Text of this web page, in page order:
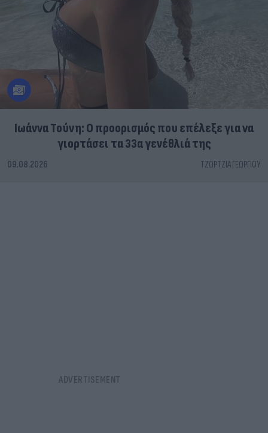
Ιωάννα Τούνη: Ο προορισμός που επέλεξε για να
γιορτάσει τα 33α γενέθλιά της
09.08.2026 ΤΖΏΡΤΖΙΑ ΓΕΩΡΓΊΟΥ